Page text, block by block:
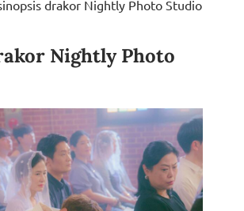
drakor Nightly Photo Studio
Nightly Photo